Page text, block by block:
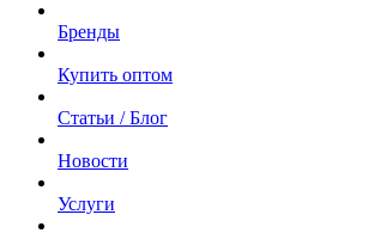
Бренды
Купить оптом
Статьи / Блог
Новости
Услуги